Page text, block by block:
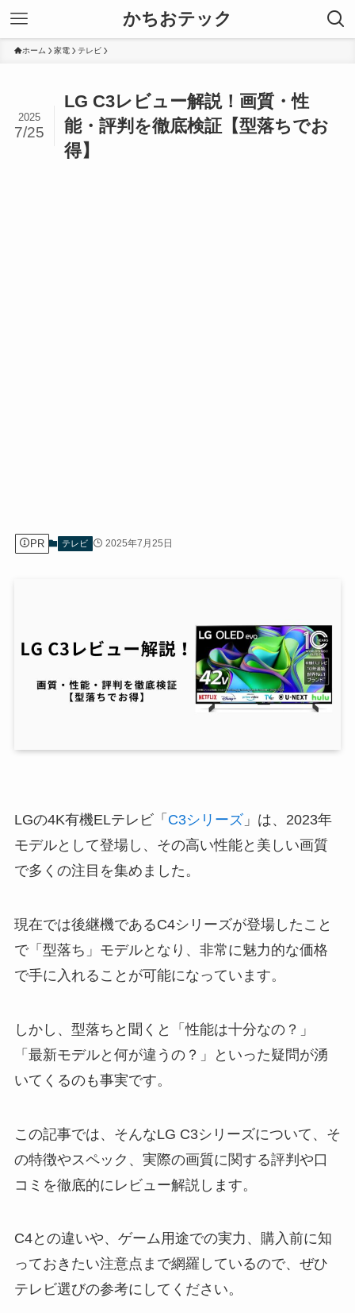
かちおテック
ホーム 家電 テレビ
LG C3レビュー解説！画質・性
能・評判を徹底検証【型落ちでお
得】
2025
7/25
PR テレビ 2025年7月25日
LGの4K有機ELテレビ「 C3シリーズ」は、2023年
モデルとして登場し、その高い性能と美しい画質
で多くの注目を集めました。
現在では後継機であるC4シリーズが登場したこと
で「型落ち」モデルとなり、非常に魅力的な価格
で手に入れることが可能になっています。
しかし、型落ちと聞くと「性能は十分なの？」
「最新モデルと何が違うの？」といった疑問が湧
いてくるのも事実です。
この記事では、そんなLG C3シリーズについて、そ
の特徴やスペック、実際の画質に関する評判や口
コミを徹底的にレビュー解説します。
C4との違いや、ゲーム用途での実力、購入前に知
っておきたい注意点まで網羅しているので、ぜひ
テレビ選びの参考にしてください。